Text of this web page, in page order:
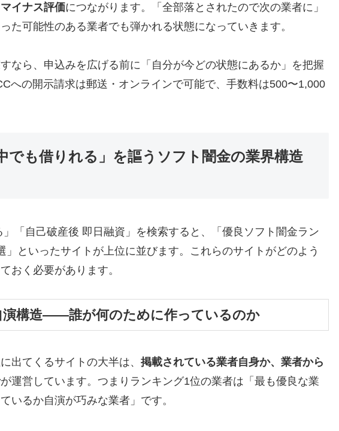
イナス評価につながります。「全部落とされたので次の業者に」
た可能性のある業者でも弾かれる状態になっていきます。
なら、申込みを広げる前に「自分が今どの状態にあるか」を把握
への開示請求は郵送・オンラインで可能で、手数料は500〜1,000
でも借りれる」を謳うソフト闇金の業界構造
「自己破産後 即日融資」を検索すると、「優良ソフト闇金ラン
」といったサイトが上位に並びます。これらのサイトがどのよう
おく必要があります。
演構造——誰が何のために作っているのか
出てくるサイトの大半は、 掲載されている業者自身か、業者から
が運営しています。つまりランキング1位の業者は「最も優良な業
いるか自演が巧みな業者」です。